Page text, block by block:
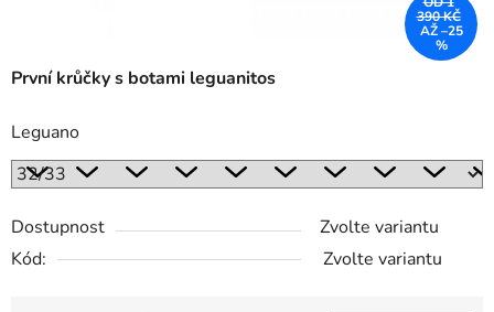
První krůčky s botami leguanitos
Leguano
Dostupnost
Zvolte variantu
Kód:
Zvolte variantu
390 KČ
AŽ –25
%